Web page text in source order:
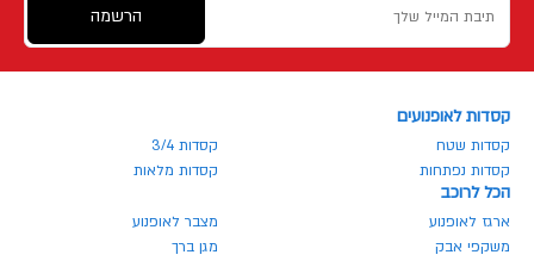
הרשמה
קסדות לאופנועים
קסדות שטח
קסדות 3/4
קסדות נפתחות
קסדות מלאות
הכל לרוכב
ארגז לאופנוע
מצבר לאופנוע
משקפי אבק
מגן ברך